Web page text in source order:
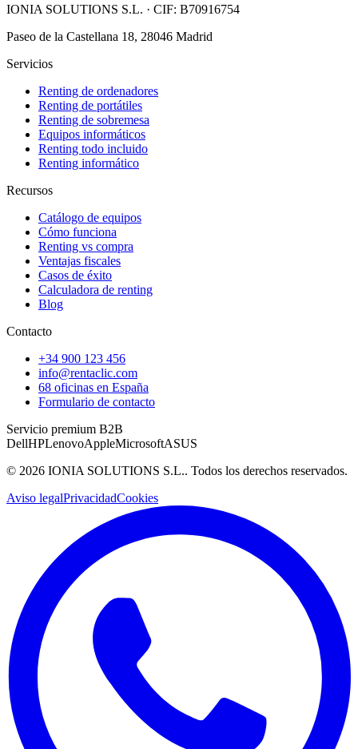
IONIA SOLUTIONS S.L. · CIF: B70916754
Paseo de la Castellana 18, 28046 Madrid
Servicios
Renting de ordenadores
Renting de portátiles
Renting de sobremesa
Equipos informáticos
Renting todo incluido
Renting informático
Recursos
Catálogo de equipos
Cómo funciona
Renting vs compra
Ventajas fiscales
Casos de éxito
Calculadora de renting
Blog
Contacto
+34 900 123 456
info@rentaclic.com
68 oficinas en España
Formulario de contacto
Servicio premium B2B
DellHPLenovoAppleMicrosoftASUS
© 2026 IONIA SOLUTIONS S.L.. Todos los derechos reservados.
Aviso legalPrivacidadCookies